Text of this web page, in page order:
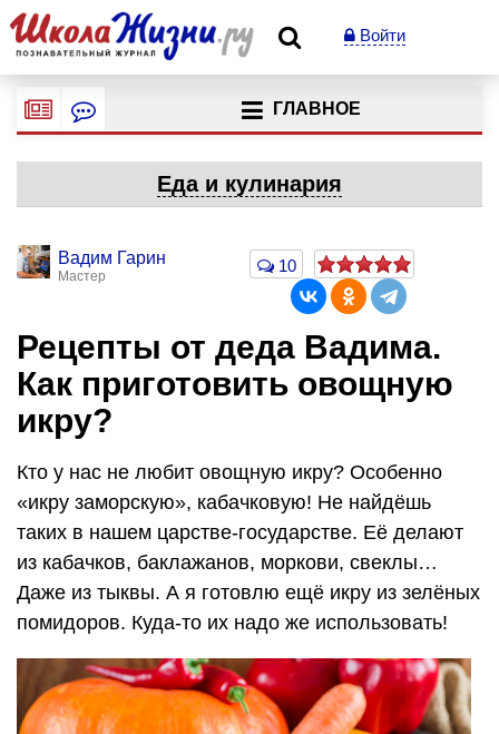
Войти
ГЛАВНОЕ
Еда и кулинария
Вадим Гарин
Мастер
10
Рецепты от деда Вадима.
Как приготовить овощную
икру?
Кто у нас не любит овощную икру? Особенно
«икру заморскую», кабачковую! Не найдёшь
таких в нашем царстве-государстве. Её делают
из кабачков, баклажанов, моркови, свеклы…
Даже из тыквы. А я готовлю ещё икру из зелёных
помидоров. Куда-то их надо же использовать!